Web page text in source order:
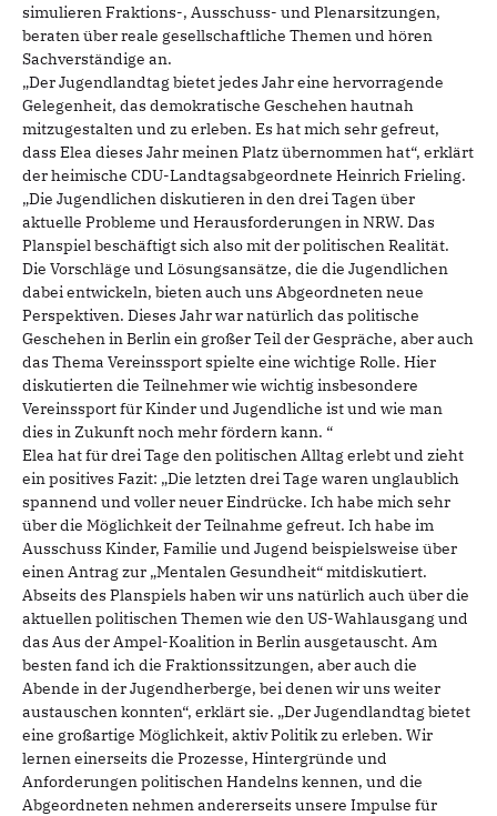
simulieren Fraktions-, Ausschuss- und Plenarsitzungen,
beraten über reale gesellschaftliche Themen und hören
Sachverständige an.
„Der Jugendlandtag bietet jedes Jahr eine hervorragende
Gelegenheit, das demokratische Geschehen hautnah
mitzugestalten und zu erleben. Es hat mich sehr gefreut,
dass Elea dieses Jahr meinen Platz übernommen hat“, erklärt
der heimische CDU-Landtagsabgeordnete Heinrich Frieling.
„Die Jugendlichen diskutieren in den drei Tagen über
aktuelle Probleme und Herausforderungen in NRW. Das
Planspiel beschäftigt sich also mit der politischen Realität.
Die Vorschläge und Lösungsansätze, die die Jugendlichen
dabei entwickeln, bieten auch uns Abgeordneten neue
Perspektiven. Dieses Jahr war natürlich das politische
Geschehen in Berlin ein großer Teil der Gespräche, aber auch
das Thema Vereinssport spielte eine wichtige Rolle. Hier
diskutierten die Teilnehmer wie wichtig insbesondere
Vereinssport für Kinder und Jugendliche ist und wie man
dies in Zukunft noch mehr fördern kann. “
Elea hat für drei Tage den politischen Alltag erlebt und zieht
ein positives Fazit: „Die letzten drei Tage waren unglaublich
spannend und voller neuer Eindrücke. Ich habe mich sehr
über die Möglichkeit der Teilnahme gefreut. Ich habe im
Ausschuss Kinder, Familie und Jugend beispielsweise über
einen Antrag zur „Mentalen Gesundheit“ mitdiskutiert.
Abseits des Planspiels haben wir uns natürlich auch über die
aktuellen politischen Themen wie den US-Wahlausgang und
das Aus der Ampel-Koalition in Berlin ausgetauscht. Am
besten fand ich die Fraktionssitzungen, aber auch die
Abende in der Jugendherberge, bei denen wir uns weiter
austauschen konnten“, erklärt sie. „Der Jugendlandtag bietet
eine großartige Möglichkeit, aktiv Politik zu erleben. Wir
lernen einerseits die Prozesse, Hintergründe und
Anforderungen politischen Handelns kennen, und die
Abgeordneten nehmen andererseits unsere Impulse für